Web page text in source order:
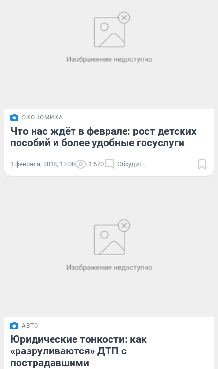
ЭКОНОМИКА
Что нас ждёт в феврале: рост детских
пособий и более удобные госуслуги
1 февраля, 2018, 13:00 1 570 Обсудить
АВТО
Юридические тонкости: как
«разруливаются» ДТП с
пострадавшими